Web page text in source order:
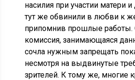
насилия при участии матери
тут же обвинили в любви к
припомнив прошлые работы.
комиссия, занимающаяся
сочла нужным запрещать
несмотря на выдвинутые
зрителей. К тому же, многие